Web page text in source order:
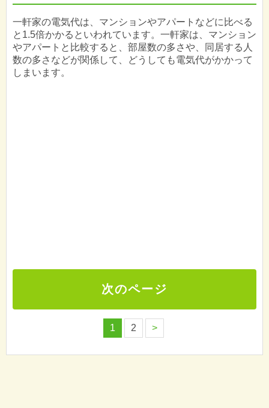
一軒家の電気代は、マンションやアパートなどに比べる
と1.5倍かかるといわれています。一軒家は、マンション
やアパートと比較すると、部屋数の多さや、同居する人
数の多さなどが関係して、どうしても電気代がかかって
しまいます。
次のページ
1 2 >